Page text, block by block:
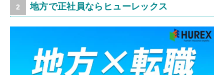
地方で正社員ならヒューレックス